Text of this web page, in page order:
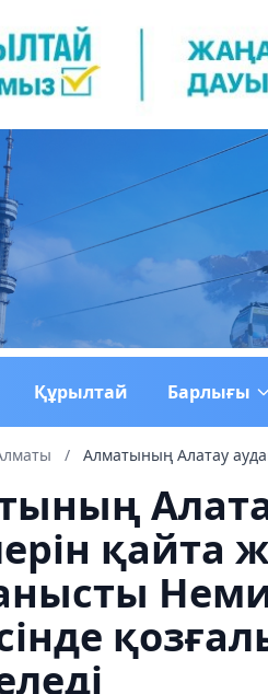
Құрылтай Барлығы
/ Алматының Алатау
қайта